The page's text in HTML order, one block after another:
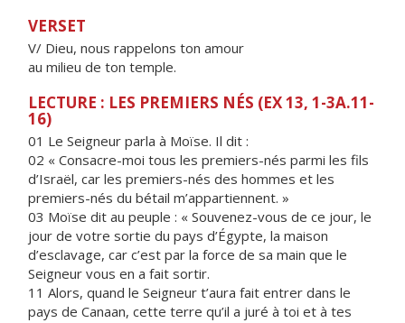
VERSET
V/ Dieu, nous rappelons ton amour
au milieu de ton temple.
LECTURE : LES PREMIERS NÉS (EX 13, 1-3A.11-
16)
01 Le Seigneur parla à Moïse. Il dit :
02 « Consacre-moi tous les premiers-nés parmi les fils
d’Israël, car les premiers-nés des hommes et les
premiers-nés du bétail m’appartiennent. »
03 Moïse dit au peuple : « Souvenez-vous de ce jour, le
jour de votre sortie du pays d’Égypte, la maison
d’esclavage, car c’est par la force de sa main que le
Seigneur vous en a fait sortir.
11 Alors, quand le Seigneur t’aura fait entrer dans le
pays de Canaan, cette terre qu’il a juré à toi et à tes